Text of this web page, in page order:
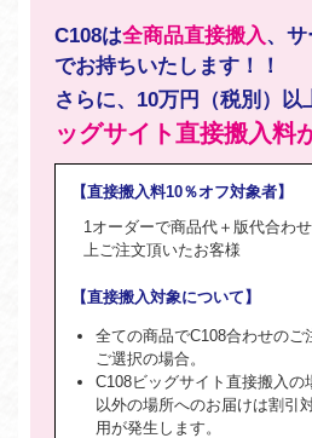
C108は全商品直接搬入、サ
でお持ちいたします！！
さらに、10万円（税別）以
ッグサイト直接搬入料
【直接搬入料10％オフ対象者】
1オーダーで商品代＋版代合わ
上ご注文頂いたお客様
【直接搬入対象について】
全ての商品でC108合わせのご
ご選択の場合。
C108ビッグサイト直接搬入の
以外の場所へのお届けは割引
用が発生します。